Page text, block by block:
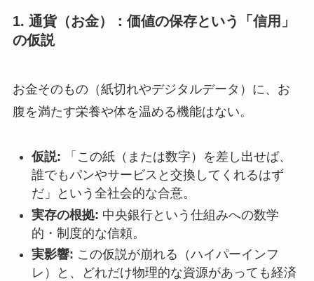
1. 通貨（お金）：価値の保存という「信用」
の仮説
お金そのもの（紙切れやデジタルデータ）に、お
腹を満たす栄養や体を温める機能はない。
仮説: 「この紙（または数字）を差し出せば、
誰でもパンやサービスと交換してくれるはず
だ」という全社会的な合意。
実存の根拠: 中央銀行という仕組みへの数学
的・制度的な信頼。
実影響: この仮説が崩れる（ハイパーインフ
レ）と、どれだけ物理的な資源があっても経済